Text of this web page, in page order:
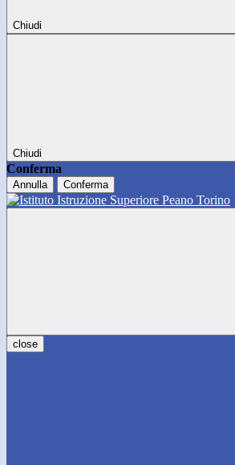
Chiudi
Chiudi
Conferma
Annulla Conferma
close